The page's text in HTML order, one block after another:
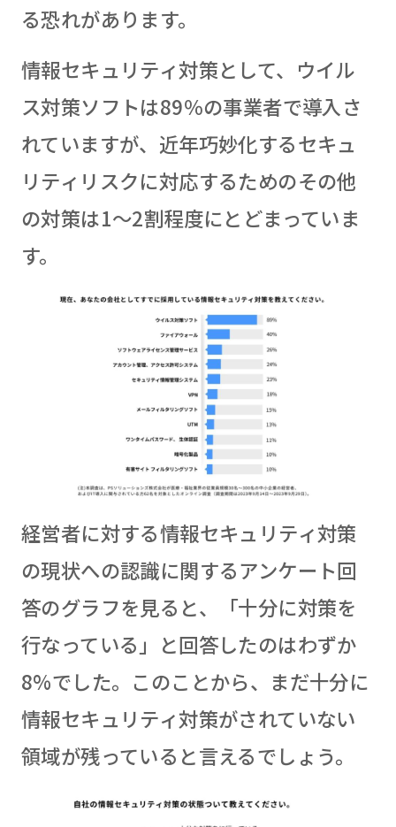
る恐れがあります。
情報セキュリティ対策として、ウイル
ス対策ソフトは89％の事業者で導入さ
れていますが、近年巧妙化するセキュ
リティリスクに対応するためのその他
の対策は1〜2割程度にとどまっていま
す。
経営者に対する情報セキュリティ対策
の現状への認識に関するアンケート回
答のグラフを見ると、「十分に対策を
行なっている」と回答したのはわずか
8%でした。このことから、まだ十分に
情報セキュリティ対策がされていない
領域が残っていると言えるでしょう。